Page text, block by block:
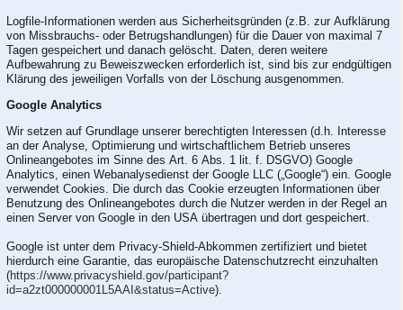
Logfile-Informationen werden aus Sicherheitsgründen (z.B. zur Aufklärung
von Missbrauchs- oder Betrugshandlungen) für die Dauer von maximal 7
Tagen gespeichert und danach gelöscht. Daten, deren weitere
Aufbewahrung zu Beweiszwecken erforderlich ist, sind bis zur endgültigen
Klärung des jeweiligen Vorfalls von der Löschung ausgenommen.
Google Analytics
Wir setzen auf Grundlage unserer berechtigten Interessen (d.h. Interesse
an der Analyse, Optimierung und wirtschaftlichem Betrieb unseres
Onlineangebotes im Sinne des Art. 6 Abs. 1 lit. f. DSGVO) Google
Analytics, einen Webanalysedienst der Google LLC („Google“) ein. Google
verwendet Cookies. Die durch das Cookie erzeugten Informationen über
Benutzung des Onlineangebotes durch die Nutzer werden in der Regel an
einen Server von Google in den USA übertragen und dort gespeichert.
Google ist unter dem Privacy-Shield-Abkommen zertifiziert und bietet
hierdurch eine Garantie, das europäische Datenschutzrecht einzuhalten
(https://www.privacyshield.gov/participant?
id=a2zt000000001L5AAI&status=Active).